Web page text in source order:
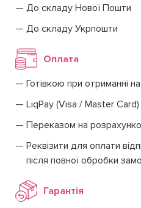
До складу Нової Пошти
До складу Укрпошти
Оплата
Готівкою при отриманні
LiqPay (Visa / Master Card)
Переказом на
Реквізити для оплати
після повної обробки
Гарантія